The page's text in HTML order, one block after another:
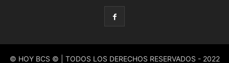
© HOY BCS © | TODOS LOS DERECHOS RESERVADOS - 2022